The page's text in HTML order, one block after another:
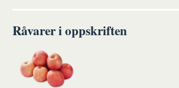
FacebookTwitter
venn
Råvarer i oppskriften